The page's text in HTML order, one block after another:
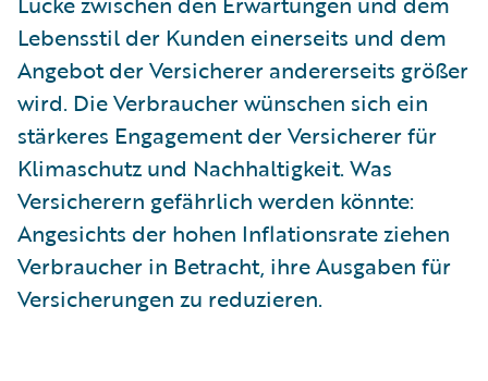
Lebensstil der Kunden einerseits und dem
Angebot der Versicherer andererseits größer
wird. Die Verbraucher wünschen sich ein
stärkeres Engagement der Versicherer für
Klimaschutz und Nachhaltigkeit. Was
Versicherern gefährlich werden könnte:
Angesichts der hohen Inflationsrate ziehen
Verbraucher in Betracht, ihre Ausgaben für
Versicherungen zu reduzieren.